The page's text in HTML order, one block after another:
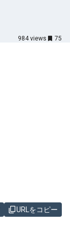
984 views 75
URLをコピー